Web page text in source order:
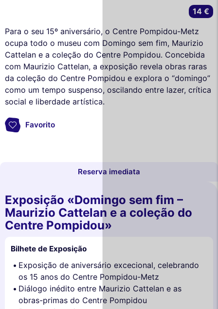
Para o seu 15º aniversário, o Centre Pompidou-Metz
ocupa todo o museu com Domingo sem fim, Maurizio
Cattelan e a coleção do Centre Pompidou. Concebida
com Maurizio Cattelan, a exposição revela obras raras
da coleção do Centre Pompidou e explora o “domingo”
como um tempo suspenso, oscilando entre lazer, crítica
social e liberdade artística.
Favorito
14 €
Reserva imediata
Exposição «Domingo sem fim –
Maurizio Cattelan e a coleção do
Centre Pompidou»
Bilhete de Exposição
Exposição de aniversário excecional, celebrando
os 15 anos do Centre Pompidou-Metz
Diálogo inédito entre Maurizio Cattelan e as
obras-primas do Centre Pompidou